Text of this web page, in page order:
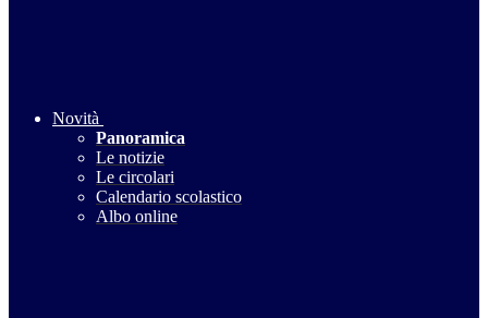
Novità
Panoramica
Le notizie
Le circolari
Calendario scolastico
Albo online